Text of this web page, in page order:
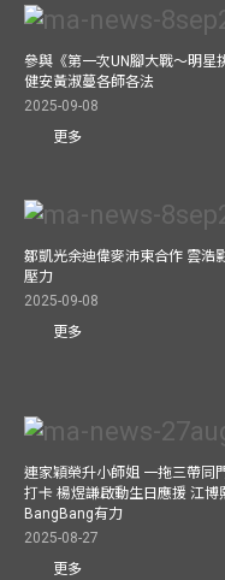
參與《第一次UN腳大戰～明星
健安黃淑蔓各師各法
2025-09-08
更多
鄒凱光余迪偉麥沛東合作 雲浩
壓力
2025-09-08
更多
連家穎榮升小師姐 一拖三帶同
打卡 楊煜謙啟動生日應援 江博
BangBang有力
2025-08-27
更多